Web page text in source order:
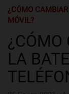
¿CÓMO
MÓVIL?
¿CÓMO
LA